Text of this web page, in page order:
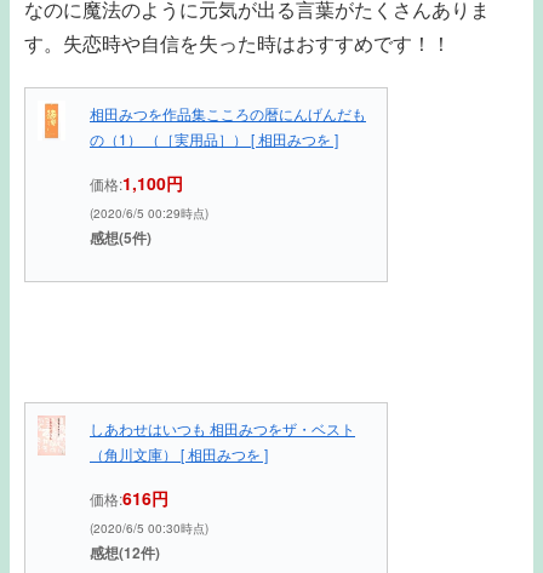
なのに魔法のように元気が出る言葉がたくさんありま
す。失恋時や自信を失った時はおすすめです！！
相田みつを作品集こころの暦にんげんだも
の（1） （［実用品］） [ 相田みつを ]
価格:1,100円
(2020/6/5 00:29時点)
感想(5件)
しあわせはいつも 相田みつをザ・ベスト
（角川文庫） [ 相田みつを ]
価格:616円
(2020/6/5 00:30時点)
感想(12件)